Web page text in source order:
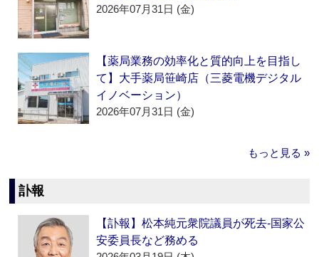
2026年07月31日 (金)
【薬局業務の効率化と質的向上を目指し
て】大手薬局笹崎店（三菱電機デジタル
イノベーション）
2026年07月31日 (金)
もっと見る »
訃報
【訃報】松本純元衆院議員が死去‐国家公
安委員長など務める